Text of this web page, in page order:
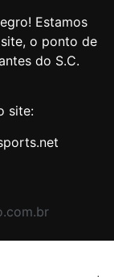
Estamos
o ponto de
do S.C.
site: